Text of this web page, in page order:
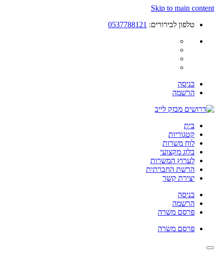
Skip to main content
טלפון לבירורים: 0537788121
כניסה
הרשמה
בית
קטגוריות
לוח משרות
בלוג מקצועי
לערוץ המשרות
הרשת החברתית
יצירת קשר
כניסה
הרשמה
פרסם משרה
פרסם משרה